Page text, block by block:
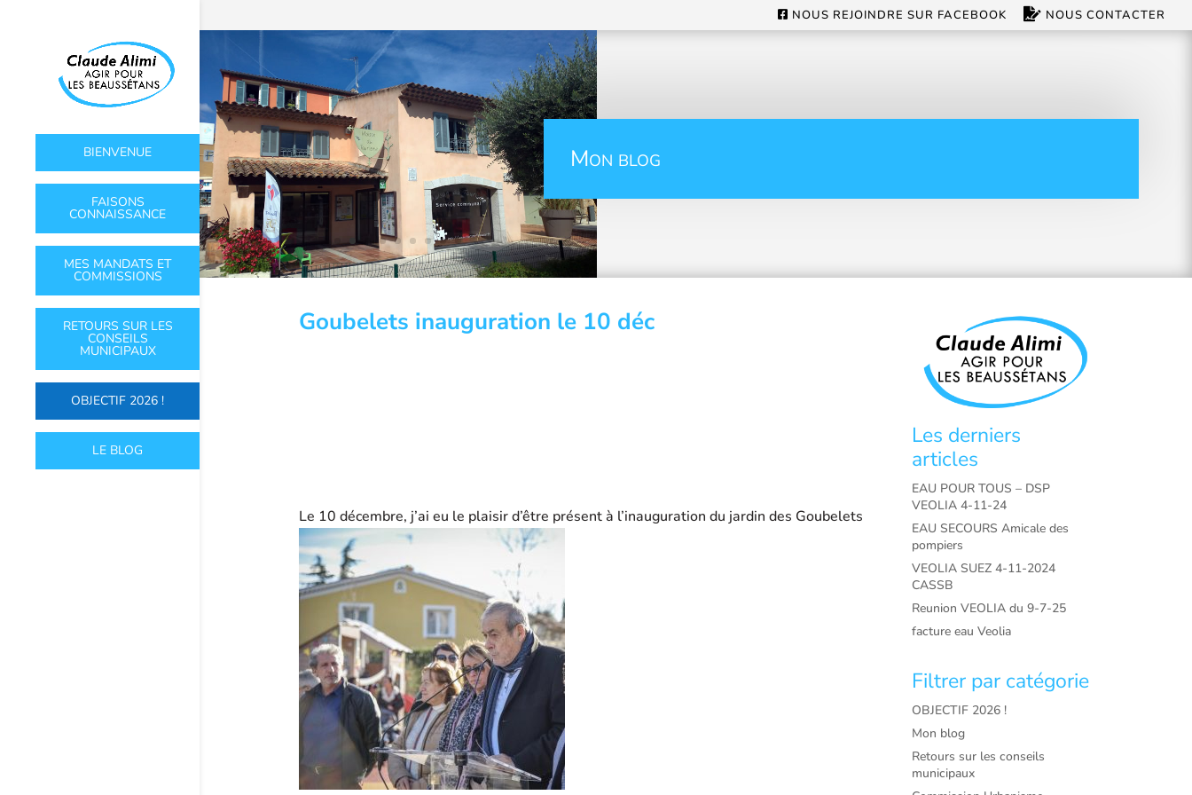
NOUS REJOINDRE SUR FACEBOOK NOUS CONTACTER
BIENVENUE
FAISONS
CONNAISSANCE
MES MANDATS ET
COMMISSIONS
RETOURS SUR LES
CONSEILS
MUNICIPAUX
OBJECTIF 2026 !
LE BLOG
Mon blog
Goubelets inauguration le 10 déc
Le 10 décembre, j’ai eu le plaisir d’être présent à l’inauguration du jardin des Goubelets
Les derniers
articles
EAU POUR TOUS – DSP
VEOLIA 4-11-24
EAU SECOURS Amicale des
pompiers
VEOLIA SUEZ 4-11-2024
CASSB
Reunion VEOLIA du 9-7-25
facture eau Veolia
Filtrer par catégorie
OBJECTIF 2026 !
Mon blog
Retours sur les conseils
municipaux